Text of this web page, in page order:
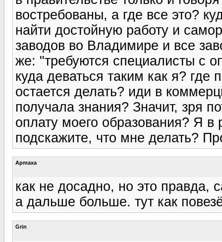
востребованы, а где все это?
найти достойную работу и
заводов во Владимире и все
же: "требуются специалисты с
куда деваться таким как я?
остается делать? иди в
получала знания? Значит, зря
оплату моего образования? Я в
подскажите, что мне делать?
Apmaxa
как не досадно, но это правда,
а дальше больше. тут как
Grin